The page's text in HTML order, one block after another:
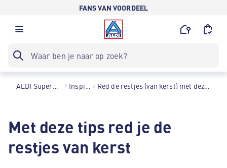
FANS VAN VOORDEEL
ALDI Supermarkten Inspiratie Red de restjes (van kerst) met deze slimme tips
Met deze tips red je de
restjes van kerst